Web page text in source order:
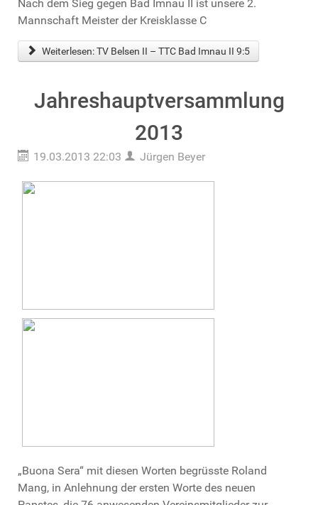
Nach dem Sieg gegen Bad Imnau II ist unsere 2.
Mannschaft Meister der Kreisklasse C
Weiterlesen: TV Belsen II – TTC Bad Imnau II 9:5
Jahreshauptversammlung
2013
19.03.2013 22:03 Jürgen Beyer
„Buona Sera“ mit diesen Worten begrüsste Roland
Mang, in Anlehnung der ersten Worte des neuen